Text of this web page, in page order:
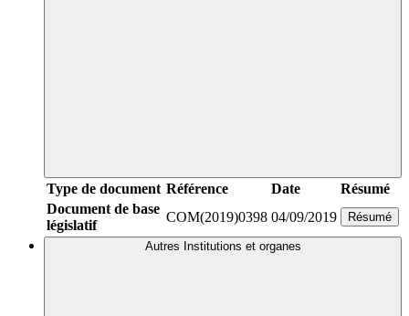
Type de document Référence Date
Résumé
Document de base
législatif
COM(2019)0398 04/09/2019 Résumé
Autres Institutions et organes